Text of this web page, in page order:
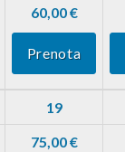
60,00 €
Prenota
19
75,00 €